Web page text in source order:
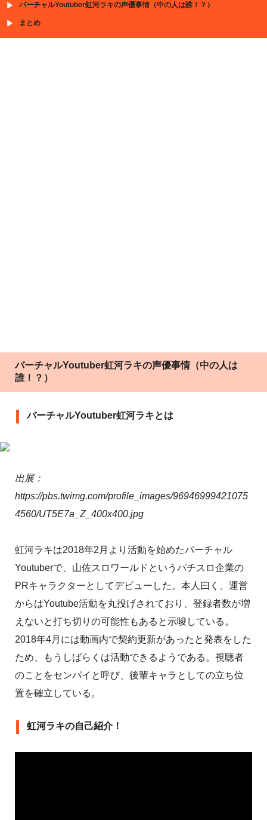
バーチャルYoutuber虹河ラキの声優事情（中の人は誰！？）
まとめ
バーチャルYoutuber虹河ラキの声優事情（中の人は
誰！？）
バーチャルYoutuber虹河ラキとは
出展：
https://pbs.twimg.com/profile_images/96946999421075
4560/UT5E7a_Z_400x400.jpg
虹河ラキは2018年2月より活動を始めたバーチャル
Youtuberで、山佐スロワールドというパチスロ企業の
PRキャラクターとしてデビューした。本人曰く、運営
からはYoutube活動を丸投げされており、登録者数が増
えないと打ち切りの可能性もあると示唆している。
2018年4月には動画内で契約更新があったと発表をした
ため、もうしばらくは活動できるようである。視聴者
のことをセンパイと呼び、後輩キャラとしての立ち位
置を確立している。
虹河ラキの自己紹介！